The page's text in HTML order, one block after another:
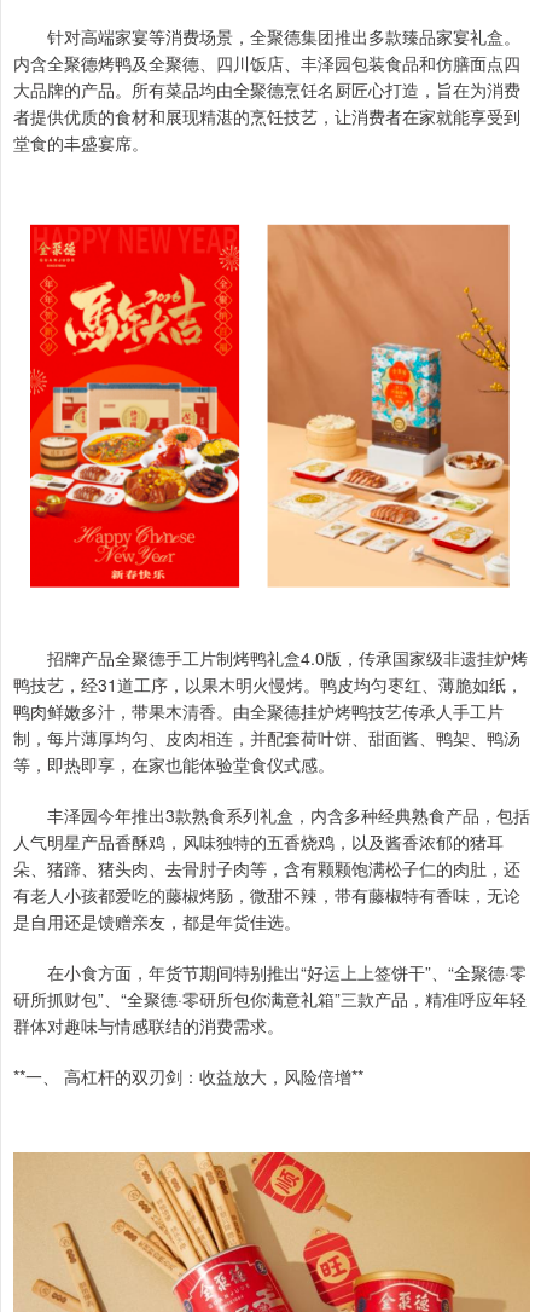
针对高端家宴等消费场景，全聚德集团推出多款臻品家宴礼盒。
内含全聚德烤鸭及全聚德、四川饭店、丰泽园包装食品和仿膳面点四
大品牌的产品。所有菜品均由全聚德烹饪名厨匠心打造，旨在为消费
者提供优质的食材和展现精湛的烹饪技艺，让消费者在家就能享受到
堂食的丰盛宴席。
招牌产品全聚德手工片制烤鸭礼盒4.0版，传承国家级非遗挂炉烤
鸭技艺，经31道工序，以果木明火慢烤。鸭皮均匀枣红、薄脆如纸，
鸭肉鲜嫩多汁，带果木清香。由全聚德挂炉烤鸭技艺传承人手工片
制，每片薄厚均匀、皮肉相连，并配套荷叶饼、甜面酱、鸭架、鸭汤
等，即热即享，在家也能体验堂食仪式感。
丰泽园今年推出3款熟食系列礼盒，内含多种经典熟食产品，包括
人气明星产品香酥鸡，风味独特的五香烧鸡，以及酱香浓郁的猪耳
朵、猪蹄、猪头肉、去骨肘子肉等，含有颗颗饱满松子仁的肉肚，还
有老人小孩都爱吃的藤椒烤肠，微甜不辣，带有藤椒特有香味，无论
是自用还是馈赠亲友，都是年货佳选。
在小食方面，年货节期间特别推出“好运上上签饼干”、“全聚德·零
研所抓财包”、“全聚德·零研所包你满意礼箱”三款产品，精准呼应年轻
群体对趣味与情感联结的消费需求。
**一、 高杠杆的双刃剑：收益放大，风险倍增**